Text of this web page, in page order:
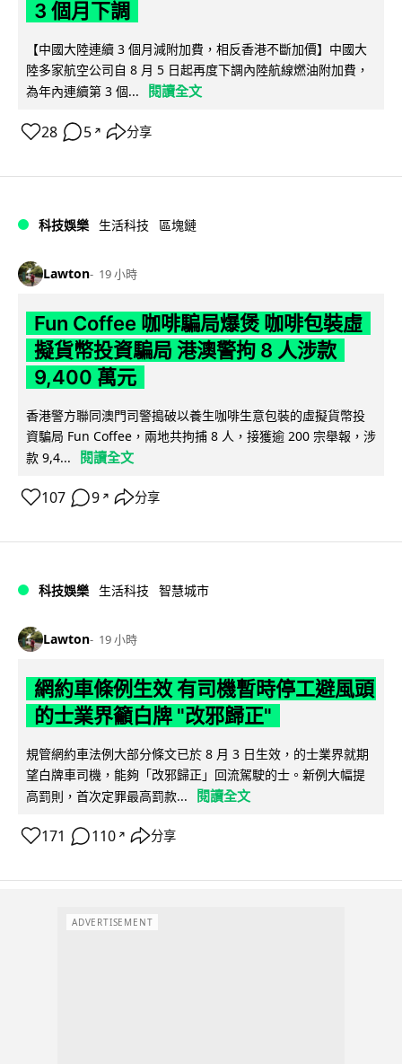
3 個月下調
【中國大陸連續 3 個月減附加費，相反香港不斷加價】中國大
陸多家航空公司自 8 月 5 日起再度下調內陸航線燃油附加費，
為年內連續第 3 個...
閱讀全文
28 5 ↗ 分享
科技娛樂 生活科技 區塊鏈
Lawton 19 小時
Fun Coffee 咖啡騙局爆煲 咖啡包裝虛
擬貨幣投資騙局 港澳警拘 8 人涉款
9,400 萬元
香港警方聯同澳門司警搗破以養生咖啡生意包裝的虛擬貨幣投
資騙局 Fun Coffee，兩地共拘捕 8 人，接獲逾 200 宗舉報，涉
款 9,4...
閱讀全文
107 9 ↗ 分享
科技娛樂 生活科技 智慧城市
Lawton 19 小時
網約車條例生效 有司機暫時停工避風頭
的士業界籲白牌 "改邪歸正"
規管網約車法例大部分條文已於 8 月 3 日生效，的士業界就期
望白牌車司機，能夠「改邪歸正」回流駕駛的士。新例大幅提
高罰則，首次定罪最高罰款...
閱讀全文
171 110 ↗ 分享
ADVERTISEMENT